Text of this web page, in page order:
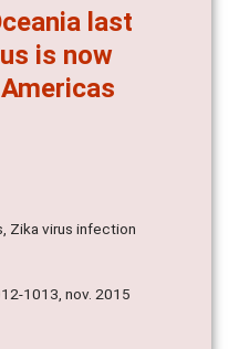
last
is now
Zika virus infection
1013, nov. 2015